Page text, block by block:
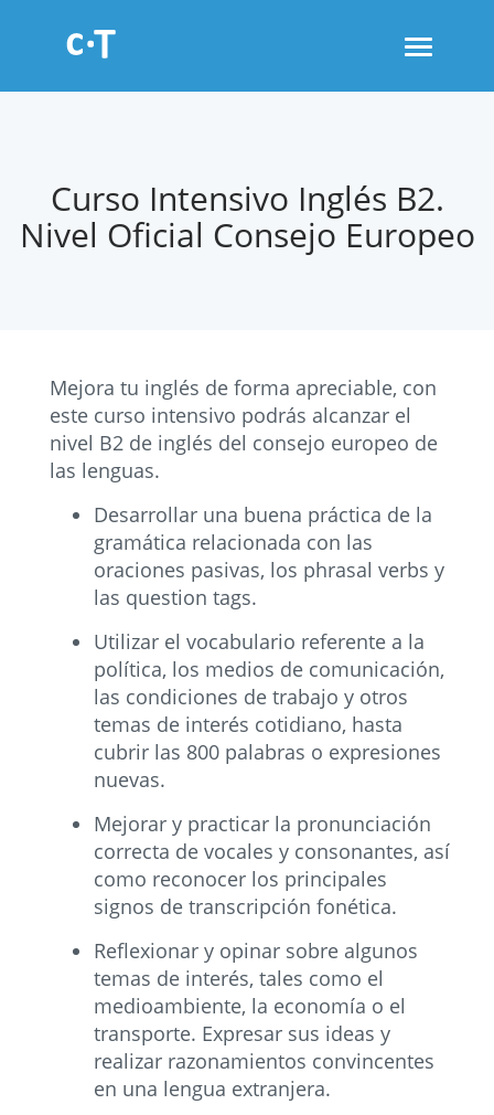
Toggle
Curso Intensivo Inglés B2.
Nivel Oficial Consejo Europeo
Mejora tu inglés de forma apreciable, con
este curso intensivo podrás alcanzar el
nivel B2 de inglés del consejo europeo de
las lenguas.
Desarrollar una buena práctica de la
gramática relacionada con las
oraciones pasivas, los phrasal verbs y
las question tags.
Utilizar el vocabulario referente a la
política, los medios de comunicación,
las condiciones de trabajo y otros
temas de interés cotidiano, hasta
cubrir las 800 palabras o expresiones
nuevas.
Mejorar y practicar la pronunciación
correcta de vocales y consonantes, así
como reconocer los principales
signos de transcripción fonética.
Reflexionar y opinar sobre algunos
temas de interés, tales como el
medioambiente, la economía o el
transporte. Expresar sus ideas y
realizar razonamientos convincentes
en una lengua extranjera.